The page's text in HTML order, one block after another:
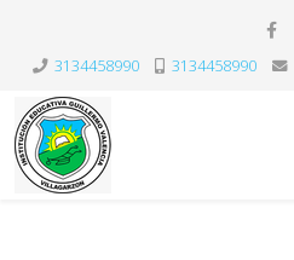
3134458990 3134458990